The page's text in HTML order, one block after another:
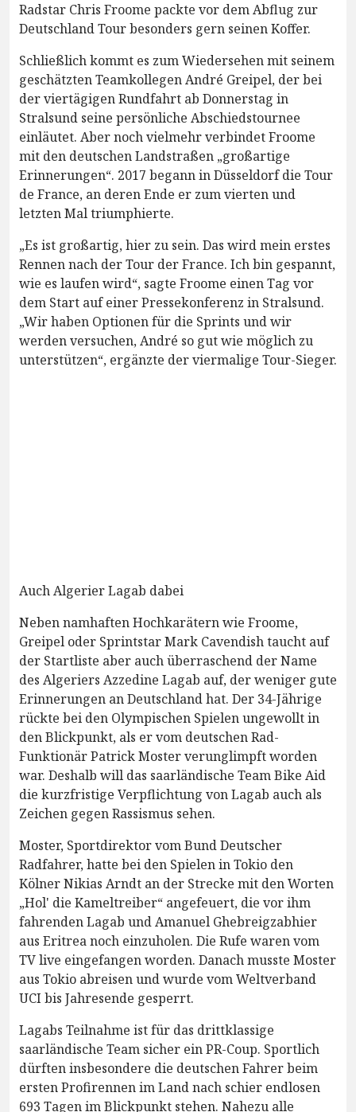
Radstar Chris Froome packte vor dem Abflug zur
Deutschland Tour besonders gern seinen Koffer.
Schließlich kommt es zum Wiedersehen mit seinem
geschätzten Teamkollegen André Greipel, der bei
der viertägigen Rundfahrt ab Donnerstag in
Stralsund seine persönliche Abschiedstournee
einläutet. Aber noch vielmehr verbindet Froome
mit den deutschen Landstraßen „großartige
Erinnerungen“. 2017 begann in Düsseldorf die Tour
de France, an deren Ende er zum vierten und
letzten Mal triumphierte.
„Es ist großartig, hier zu sein. Das wird mein erstes
Rennen nach der Tour der France. Ich bin gespannt,
wie es laufen wird“, sagte Froome einen Tag vor
dem Start auf einer Pressekonferenz in Stralsund.
„Wir haben Optionen für die Sprints und wir
werden versuchen, André so gut wie möglich zu
unterstützen“, ergänzte der viermalige Tour-Sieger.
Auch Algerier Lagab dabei
Neben namhaften Hochkarätern wie Froome,
Greipel oder Sprintstar Mark Cavendish taucht auf
der Startliste aber auch überraschend der Name
des Algeriers Azzedine Lagab auf, der weniger gute
Erinnerungen an Deutschland hat. Der 34-Jährige
rückte bei den Olympischen Spielen ungewollt in
den Blickpunkt, als er vom deutschen Rad-
Funktionär Patrick Moster verunglimpft worden
war. Deshalb will das saarländische Team Bike Aid
die kurzfristige Verpflichtung von Lagab auch als
Zeichen gegen Rassismus sehen.
Moster, Sportdirektor vom Bund Deutscher
Radfahrer, hatte bei den Spielen in Tokio den
Kölner Nikias Arndt an der Strecke mit den Worten
„Hol' die Kameltreiber“ angefeuert, die vor ihm
fahrenden Lagab und Amanuel Ghebreigzabhier
aus Eritrea noch einzuholen. Die Rufe waren vom
TV live eingefangen worden. Danach musste Moster
aus Tokio abreisen und wurde vom Weltverband
UCI bis Jahresende gesperrt.
Lagabs Teilnahme ist für das drittklassige
saarländische Team sicher ein PR-Coup. Sportlich
dürften insbesondere die deutschen Fahrer beim
ersten Profirennen im Land nach schier endlosen
693 Tagen im Blickpunkt stehen. Nahezu alle